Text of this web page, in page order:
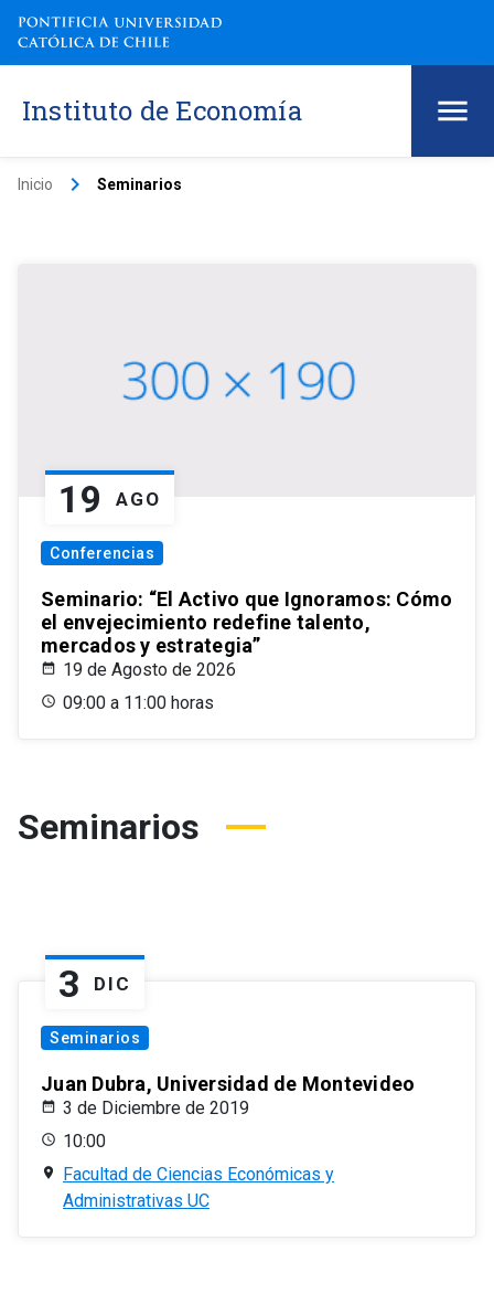
Instituto de Economía
Inicio keyboard_arrow_right Seminarios
19 AGO
Conferencias
Seminario: “El Activo que Ignoramos: Cómo
el envejecimiento redefine talento,
mercados y estrategia”
19 de Agosto de 2026
09:00 a 11:00 horas
Seminarios
3 DIC
Seminarios
Juan Dubra, Universidad de Montevideo
3 de Diciembre de 2019
10:00
Facultad de Ciencias Económicas y
Administrativas UC